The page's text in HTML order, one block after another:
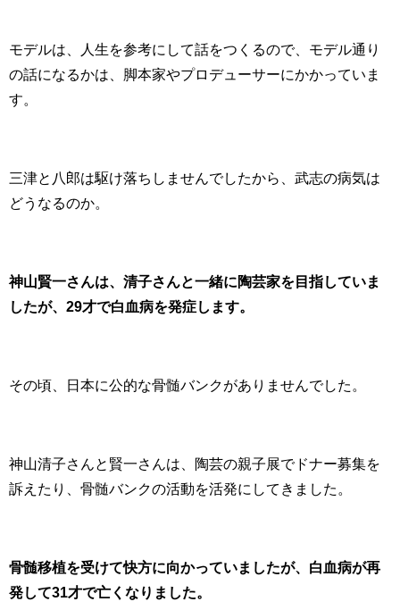
モデルは、人生を参考にして話をつくるので、モデル通り
の話になるかは、脚本家やプロデューサーにかかっていま
す。
三津と八郎は駆け落ちしませんでしたから、武志の病気は
どうなるのか。
神山賢一さんは、清子さんと一緒に陶芸家を目指していま
したが、29才で白血病を発症します。
その頃、日本に公的な骨髄バンクがありませんでした。
神山清子さんと賢一さんは、陶芸の親子展でドナー募集を
訴えたり、骨髄バンクの活動を活発にしてきました。
骨髄移植を受けて快方に向かっていましたが、白血病が再
発して31才で亡くなりました。